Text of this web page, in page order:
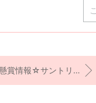
懸賞情報☆サントリー 健康茶おみくじ